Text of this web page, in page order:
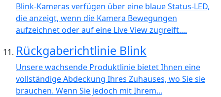
Blink-Kameras verfügen über eine blaue Status-LED,
die anzeigt, wenn die Kamera Bewegungen
aufzeichnet oder auf eine Live View zugreift....
Rückgaberichtlinie Blink
Unsere wachsende Produktlinie bietet Ihnen eine
vollständige Abdeckung Ihres Zuhauses, wo Sie sie
brauchen. Wenn Sie jedoch mit Ihrem...